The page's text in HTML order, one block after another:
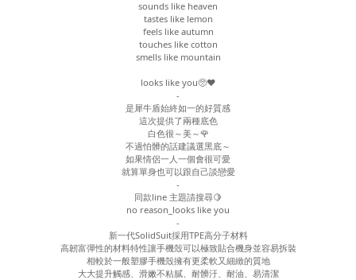
sounds like heaven
tastes like lemon
feels like autumn
touches like cotton
smells like mountain
looks like you🥺♥️
-
是犀牛盾始終如一的好質感
這次提供了兩種底色
白色很～美～🌹
不過怕髒的話建議選黑底～
如果情侶一人一個會很可愛
就算單身也可以跟自己談戀愛
-
同款line 主題請搜尋🍋
no reason_looks like you
-
新一代SolidSuit採用TPE高分子材料
高韌富彈性的材料特性讓手機殼可以極致貼合機身並容易拆裝
相較於一般塑膠手機殼擁有更柔軟又細緻的質地
大大提升觸感、滑嫩不粘膩、耐髒汙、耐油、易清潔